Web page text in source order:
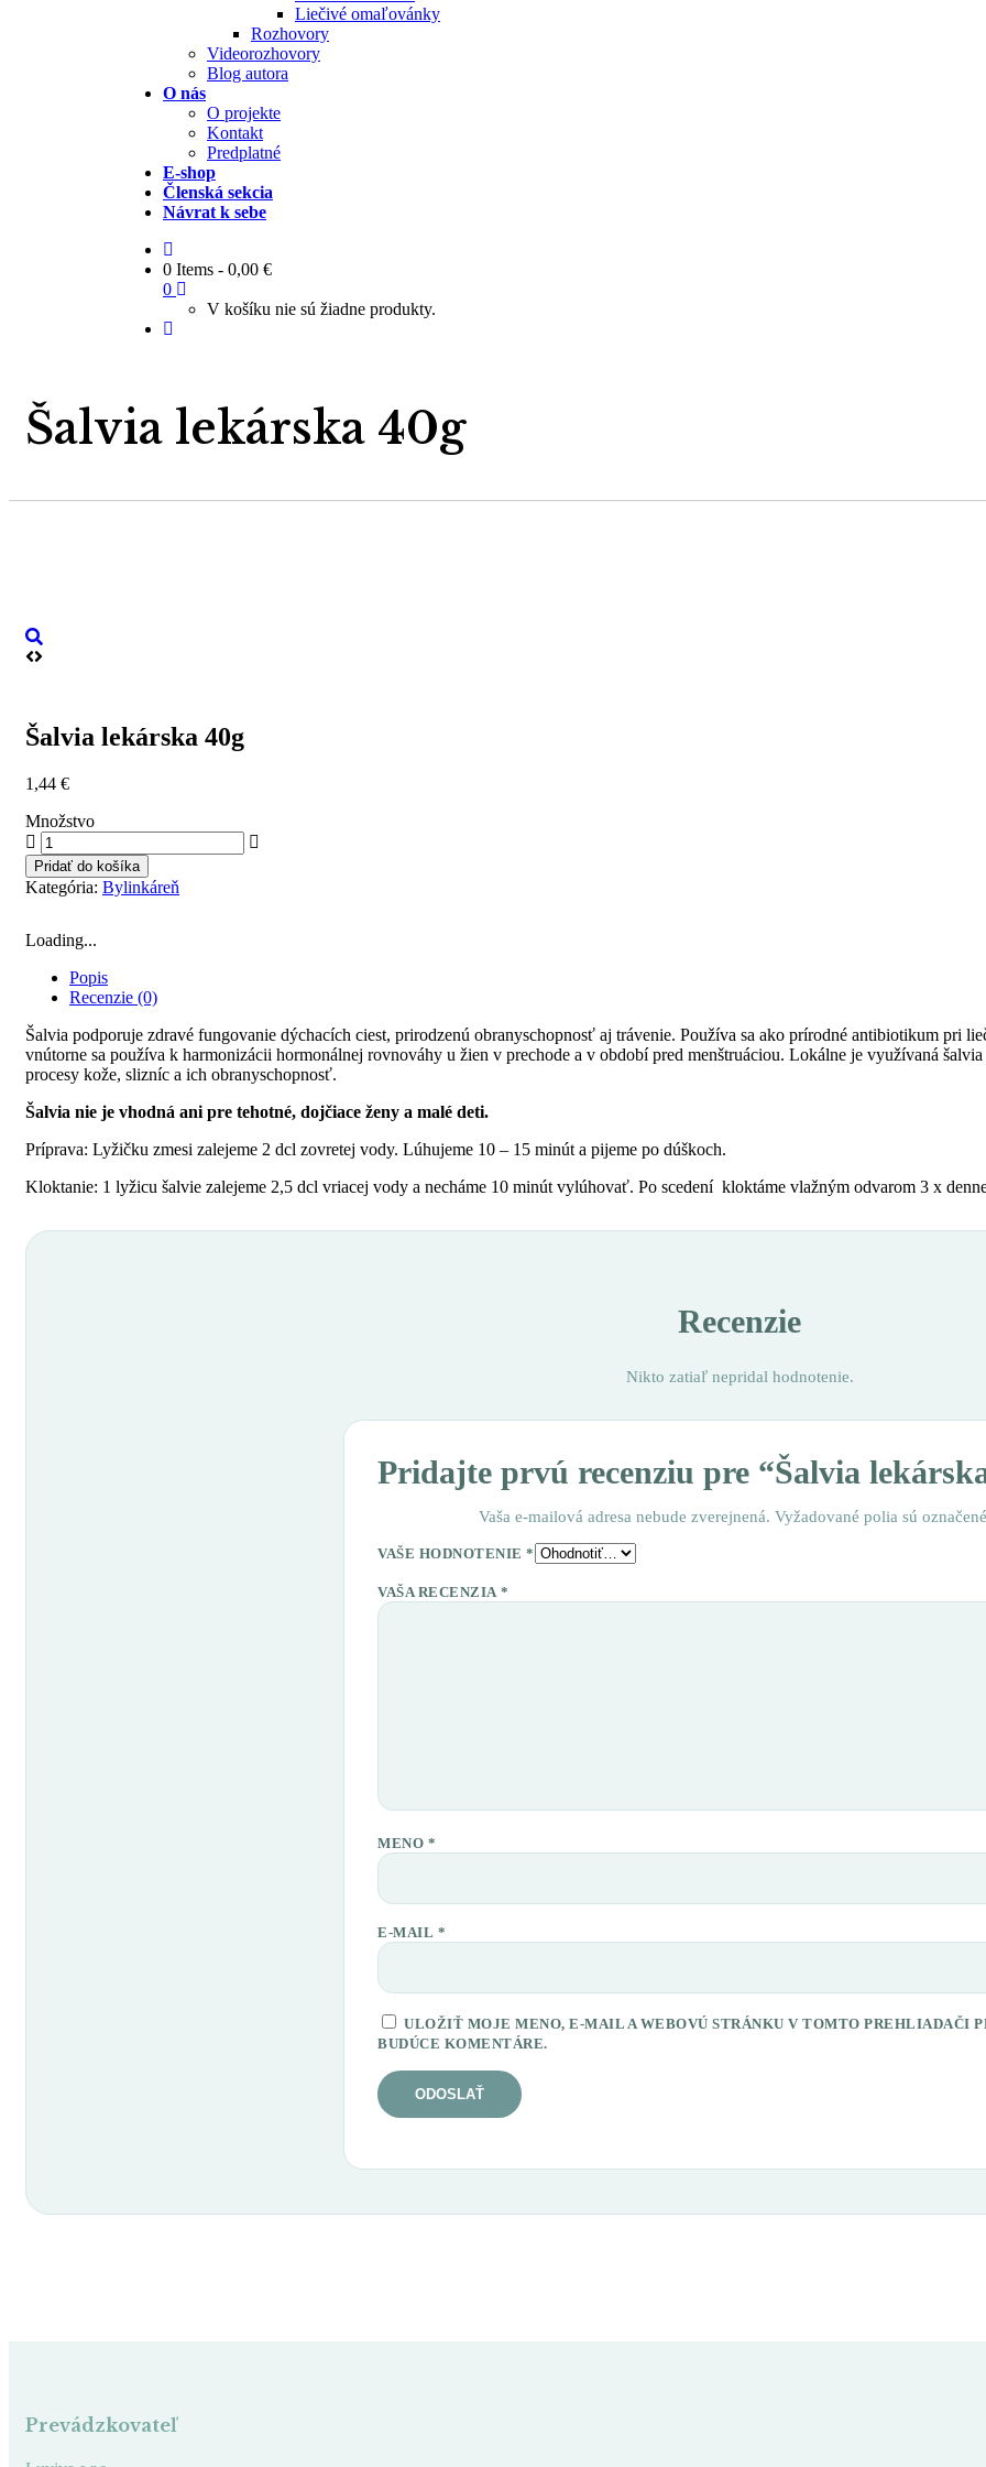
Liečivé omaľovánky
Rozhovory
Videorozhovory
Blog autora
O nás
O projekte
Kontakt
Predplatné
E-shop
Členská sekcia
Návrat k sebe
0 Items - 0,00 €
0
V košíku nie sú žiadne produkty.
Šalvia lekárska 40g
Šalvia lekárska 40g
1,44 €
Množstvo
Pridať do košíka
Kategória: Bylinkáreň
Loading...
Popis
Recenzie (0)
Šalvia podporuje zdravé fungovanie dýchacích ciest, prirodzenú obranyschopnosť aj trávenie. Používa sa ako prírodné antibiotikum pri
vnútorne sa používa k harmonizácii hormonálnej rovnováhy u žien v prechode a v období pred menštruáciou. Lokálne je využívaná
procesy kože, slizníc a ich obranyschopnosť.
Šalvia nie je vhodná ani pre tehotné, dojčiace ženy a malé deti.
Príprava: Lyžičku zmesi zalejeme 2 dcl zovretej vody. Lúhujeme 10 – 15 minút a pijeme po dúškoch.
Kloktanie: 1 lyžicu šalvie zalejeme 2,5 dcl vriacej vody a necháme 10 minút vylúhovať. Po scedení kloktáme vlažným odvarom 3 x
Recenzie
Nikto zatiaľ nepridal hodnotenie.
Pridajte prvú recenziu pre “Šalvia
Vaša e-mailová adresa nebude zverejnená. Vyžadované polia sú
VAŠE HODNOTENIE *
VAŠA RECENZIA *
MENO *
E-MAIL *
ULOŽIŤ MOJE MENO, E-MAIL A WEBOVÚ STRÁNKU V TOMTO PREHLIADAČI
BUDÚCE KOMENTÁRE.
Prevádzkovateľ